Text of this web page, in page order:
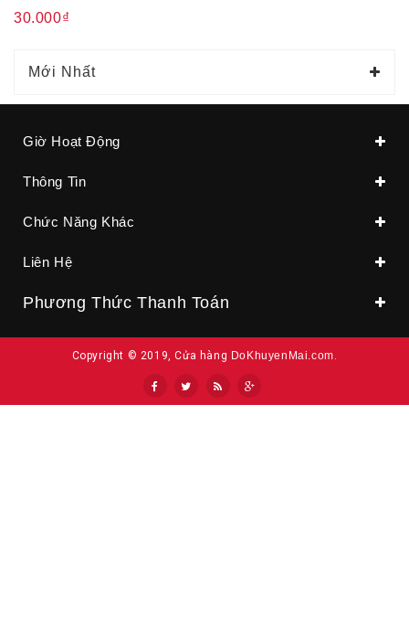
30.000₫
Mới Nhất
Giờ Hoạt Động
Thông Tin
Chức Năng Khác
Liên Hệ
Phương Thức Thanh Toán
Copyright © 2019, Cửa hàng DoKhuyenMai.com